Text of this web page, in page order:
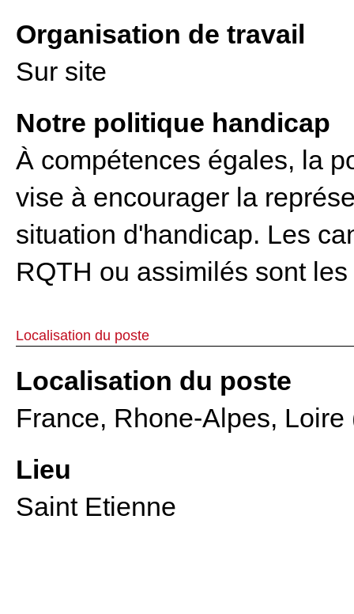
Organisation de travail
Sur site
Notre politique handicap
À compétences égales, la
vise à encourager la
situation d'handicap. Les
RQTH ou assimilés sont
Localisation du poste
Localisation du poste
France, Rhone-Alpes, Loire
Lieu
Saint Etienne